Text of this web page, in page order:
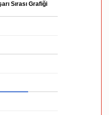
Sırası Grafiği